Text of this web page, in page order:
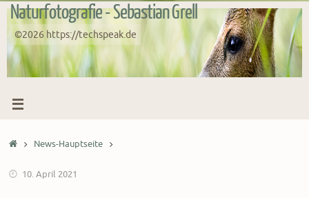
Zum
Inhalt
springen
Naturfotografie - Sebastian Grell
©2026 https://techspeak.de
StartNews-Hauptseite
10. April 2021